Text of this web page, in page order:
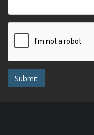
Submit